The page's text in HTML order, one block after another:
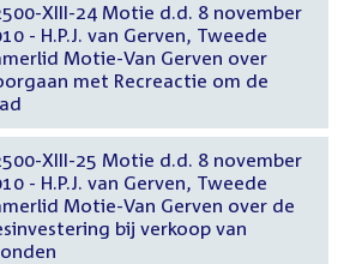
XIII-24 Motie d.d. 8 november
- H.P.J. van Gerven, Tweede
Motie-Van Gerven over
met Recreactie om de
XIII-25 Motie d.d. 8 november
- H.P.J. van Gerven, Tweede
Motie-Van Gerven over de
bij verkoop van